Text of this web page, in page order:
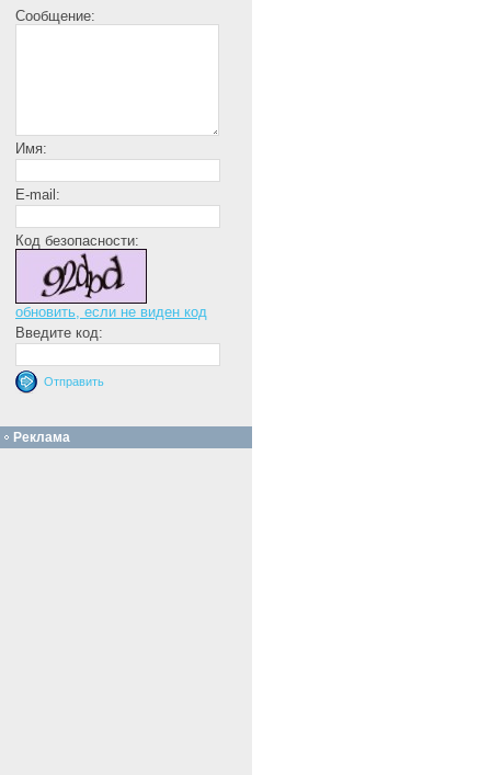
Сообщение:
Имя:
E-mail:
Код безопасности:
обновить, если не виден код
Введите код:
Реклама